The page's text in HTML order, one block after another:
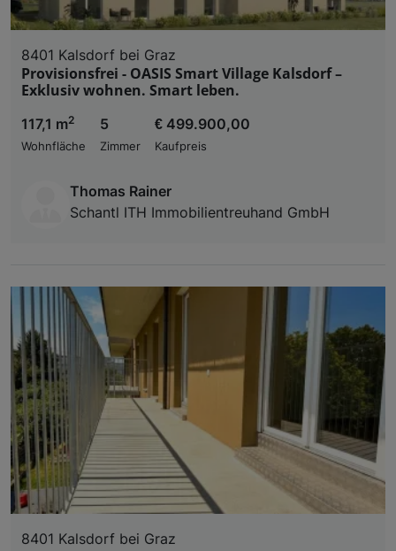
8401 Kalsdorf bei Graz
Provisionsfrei - OASIS Smart Village Kalsdorf –
Exklusiv wohnen. Smart leben.
117,1 m2
Wohnfläche
5
Zimmer
€ 499.900,00
Kaufpreis
Thomas Rainer
Schantl ITH Immobilientreuhand GmbH
8401 Kalsdorf bei Graz